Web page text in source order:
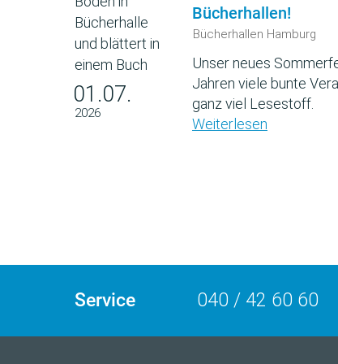
01.07.
2026
Bücherhallen!
Bücherhallen Hamburg
Unser neues
Jahren viele bunte
ganz viel Lesestoff.
Weiterlesen
Service 040 / 42 60 60